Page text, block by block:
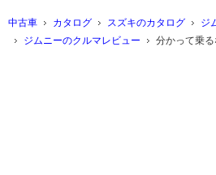
中古車 カタログ スズキのカタログ
ジ
ジムニーのクルマレビュー
分かって乗